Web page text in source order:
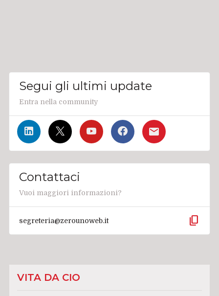
Segui gli ultimi update
Entra nella community
Contattaci
Vuoi maggiori informazioni?
segreteria@zerounoweb.it content_copy
VITA DA CIO